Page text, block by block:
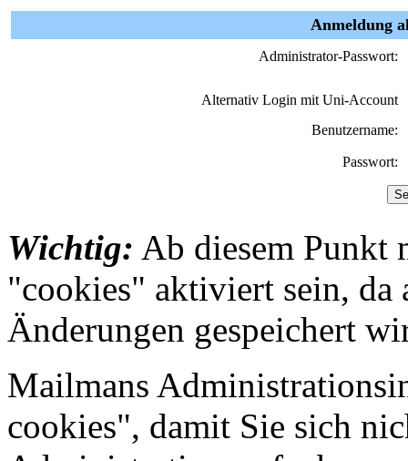
Anmeldung
Administrator-Passwort:
Alternativ Login mit Uni-Account
Benutzername:
Passwort:
Wichtig: Ab diesem Punkt
"cookies" aktiviert sein, da
Änderungen gespeichert
Mailmans
cookies", damit Sie sich